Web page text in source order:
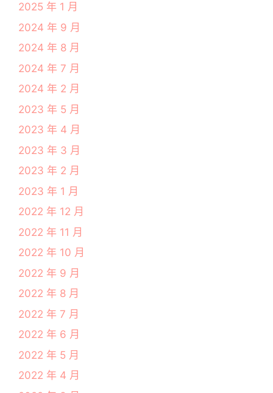
2025 年 1 月
2024 年 9 月
2024 年 8 月
2024 年 7 月
2024 年 2 月
2023 年 5 月
2023 年 4 月
2023 年 3 月
2023 年 2 月
2023 年 1 月
2022 年 12 月
2022 年 11 月
2022 年 10 月
2022 年 9 月
2022 年 8 月
2022 年 7 月
2022 年 6 月
2022 年 5 月
2022 年 4 月